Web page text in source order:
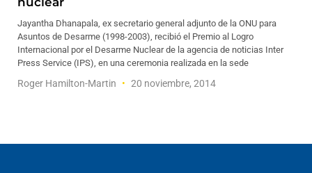
Jayantha Dhanapala, ex secretario general adjunto de la ONU para
Asuntos de Desarme (1998-2003), recibió el Premio al Logro
Internacional por el Desarme Nuclear de la agencia de noticias Inter
Press Service (IPS), en una ceremonia realizada en la sede
Roger Hamilton-Martin 20 noviembre, 2014